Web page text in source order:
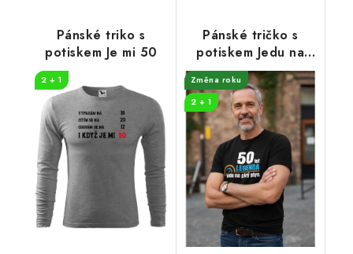
Pánské triko s
potiskem Je mi 50
2 + 1
Pánské tričko s
potiskem Jedu na
plný plyn
Změna roku
2 + 1